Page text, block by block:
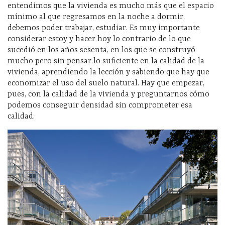
entendimos que la vivienda es mucho más que el espacio
mínimo al que regresamos en la noche a dormir,
debemos poder trabajar, estudiar. Es muy importante
considerar estoy y hacer hoy lo contrario de lo que
sucedió en los años sesenta, en los que se construyó
mucho pero sin pensar lo suficiente en la calidad de la
vivienda, aprendiendo la lección y sabiendo que hay que
economizar el uso del suelo natural. Hay que empezar,
pues, con la calidad de la vivienda y preguntarnos cómo
podemos conseguir densidad sin comprometer esa
calidad.